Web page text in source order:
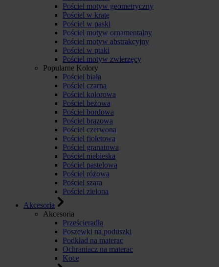
Pościel motyw geometryczny
Pościel w kratę
Pościel w paski
Pościel motyw ornamentalny
Pościel motyw abstrakcyjny
Pościel w ptaki
Pościel motyw zwierzęcy
Popularne Kolory
Pościel biała
Pościel czarna
Pościel kolorowa
Pościel beżowa
Pościel bordowa
Pościel brązowa
Pościel czerwona
Pościel fioletowa
Pościel granatowa
Pościel niebieska
Pościel pastelowa
Pościel różowa
Pościel szara
Pościel zielona
Akcesoria
Akcesoria
Prześcieradła
Poszewki na poduszki
Podkład na materac
Ochraniacz na materac
Koce